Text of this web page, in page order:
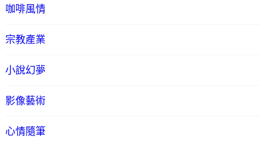
咖啡風情
宗教產業
小說幻夢
影像藝術
心情隨筆